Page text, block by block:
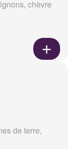
chèvre
de terre,